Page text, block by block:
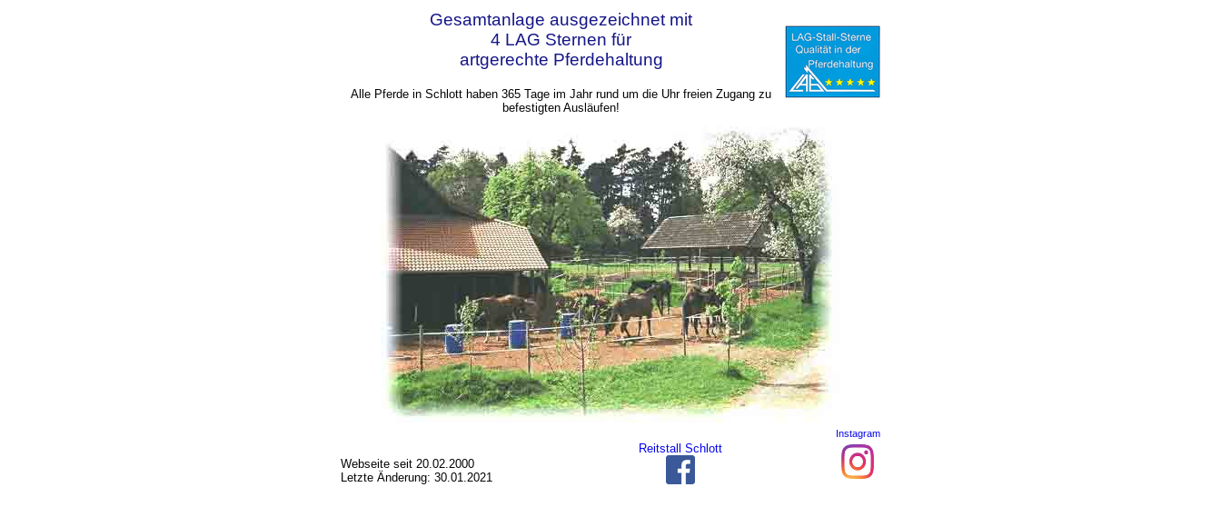
Gesamtanlage ausgezeichnet mit
4 LAG Sternen für
artgerechte Pferdehaltung
Alle Pferde in Schlott haben 365 Tage im Jahr rund um die Uhr freien Zugang zu
befestigten Ausläufen!
Webseite seit 20.02.2000
Letzte Änderung: 30.01.2021
Reitstall Schlott
Instagram